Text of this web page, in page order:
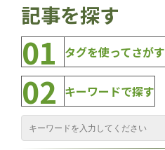
記事を探す
01 タグを使ってさがす
02 キーワードで探す